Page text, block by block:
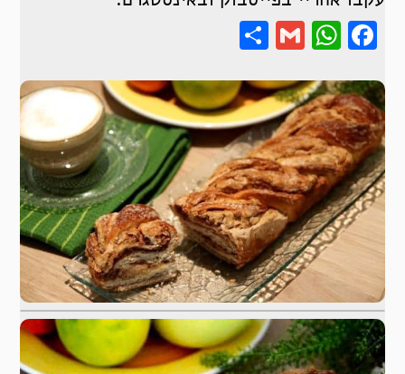
Facebook
WhatsApp
Gmail